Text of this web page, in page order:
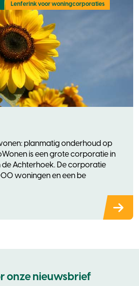
Lenferink voor woningcorporaties
planmatig onderhoud op
is een grote corporatie in
Achterhoek. De corporatie
woningen en een be
onze nieuwsbrief